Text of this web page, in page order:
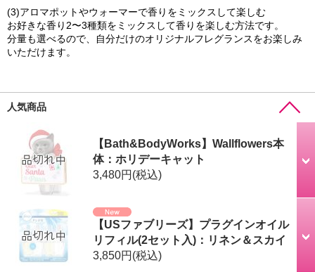
(3)アロマポットやウォーマーで香りをミックスして楽しむ
お好きな香り2〜3種類をミックスして香りを楽しむ方法です。
分量も選べるので、自分だけのオリジナルフレグランスをお楽しみ
いただけます。
人気商品
【Bath&BodyWorks】Wallflowers本
体：ホリデーキャット
3,480円(税込)
【USファブリーズ】プラグインオイル
リフィル(2セット入)：リネン＆スカイ
3,850円(税込)